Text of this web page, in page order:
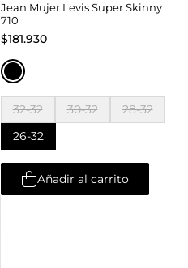
Jean Mujer Levis Super Skinny
710
$181.930
32-32 30-32
28-32
26-32
Añadir al carrito